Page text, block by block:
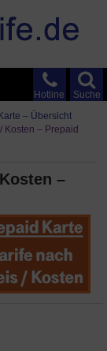
Suche
Hotline
– Übersicht
Kosten – Prepaid
–